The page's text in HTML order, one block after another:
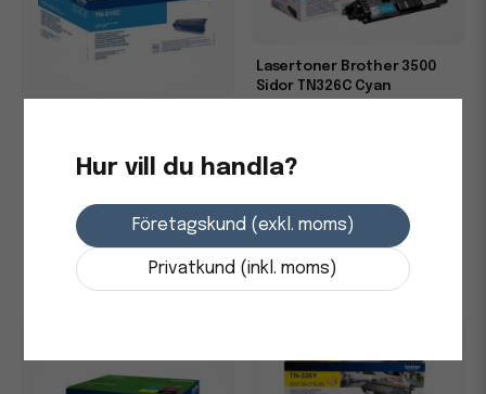
4 427,5 kr
i lager
+
Lasertoner Brother 3500
Sidor TN326C Cyan
2 161,25 kr
-
Hur vill du handla?
Företagskund (exkl. moms)
Privatkund (inkl. moms)